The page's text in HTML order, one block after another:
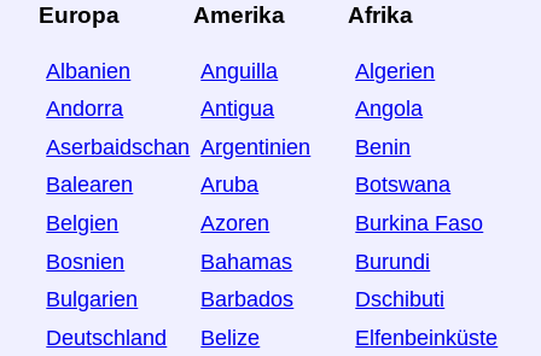
Europa
Albanien
Andorra
Aserbaidschan
Balearen
Belgien
Bosnien
Bulgarien
Deutschland
Amerika
Anguilla
Antigua
Argentinien
Aruba
Azoren
Bahamas
Barbados
Belize
Afrika
Algerien
Angola
Benin
Botswana
Burkina Faso
Burundi
Dschibuti
Elfenbeinküste